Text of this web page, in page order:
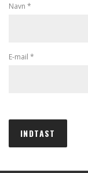
Navn *
E-mail *